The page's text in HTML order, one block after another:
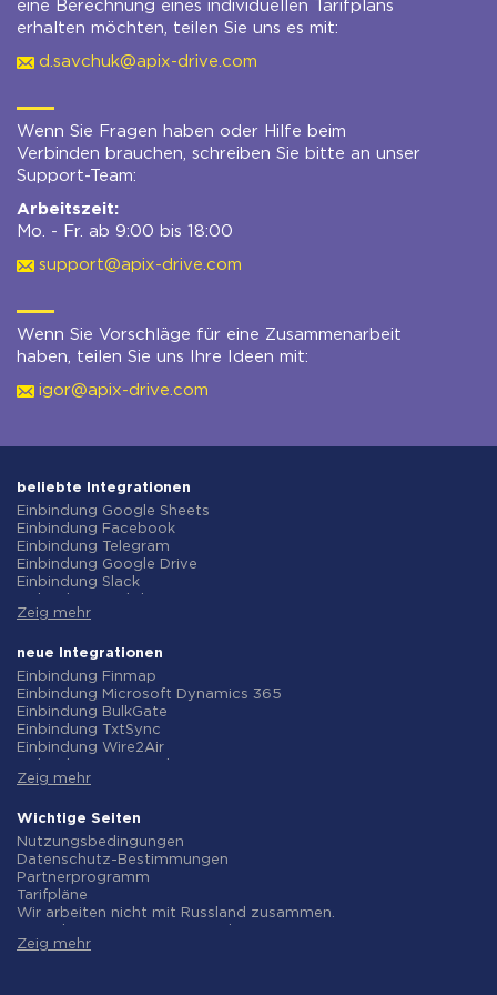
eine Berechnung eines individuellen Tarifplans
erhalten möchten, teilen Sie uns es mit:
d.savchuk@apix-drive.com
Wenn Sie Fragen haben oder Hilfe beim
Verbinden brauchen, schreiben Sie bitte an unser
Support-Team:
Arbeitszeit:
Mo. - Fr. ab 9:00 bis 18:00
support@apix-drive.com
Wenn Sie Vorschläge für eine Zusammenarbeit
haben, teilen Sie uns Ihre Ideen mit:
igor@apix-drive.com
beliebte Integrationen
Einbindung Google Sheets
Einbindung Facebook
Einbindung Telegram
Einbindung Google Drive
Einbindung Slack
Einbindung Gmail
Einbindung ClickUp
Einbindung Airtable
Einbindung Google Contacts
Einbindung OpenAI (ChatGPT)
Einbindung Instagram
Einbindung ActiveCampaign
Einbindung Typeform
Einbindung Salesforce CRM
Einbindung Notion
Einbindung AWeber
Einbindung Asana
Einbindung ZOHO CRM
Einbindung Webhooks
Einbindung GetResponse
Einbindung WooCommerce
Zeig mehr
neue Integrationen
Einbindung Finmap
Einbindung Microsoft Dynamics 365
Einbindung BulkGate
Einbindung TxtSync
Einbindung Wire2Air
Einbindung Infobip
Einbindung AtomPark
Einbindung TXTImpact
Einbindung Campaign Monitor
Einbindung CM.com
Einbindung D7 Networks
Einbindung SMS.to
Einbindung SMSGlobal
Einbindung Textlocal
Zeig mehr
Wichtige Seiten
Nutzungsbedingungen
Datenschutz-Bestimmungen
Partnerprogramm
Tarifpläne
Wir arbeiten nicht mit Russland zusammen.
Rückgaberecht
Zeig mehr